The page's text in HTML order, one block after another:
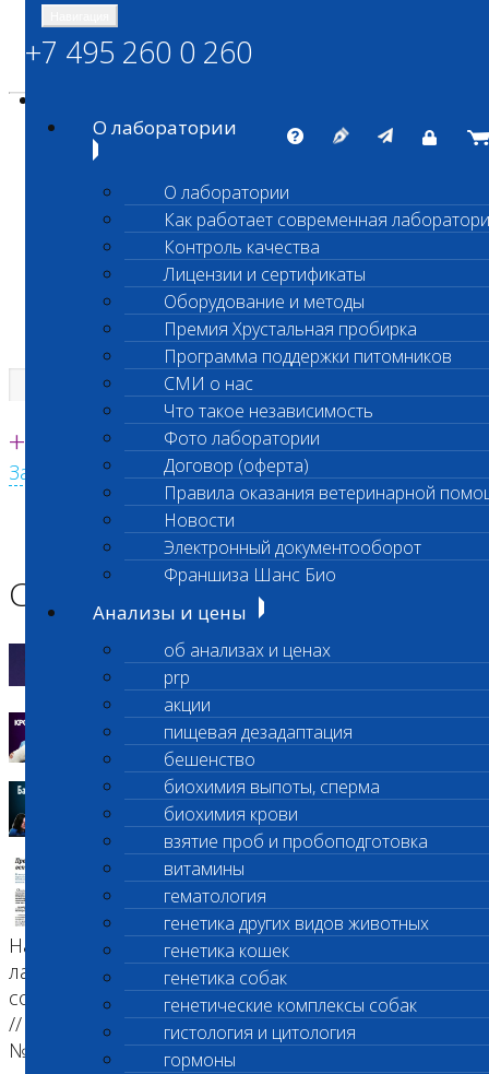
ШАНС БИО
Независимая ветеринарная лаборатория
Единая круглосуточная справочная
+7 495 260 0 260
Заказать звонок с сайта
+7 495 260 0 260
О лаборатории
О лаборатории
Как работает современная
Контроль качества
Лицензии и сертификаты
Оборудование и методы
Премия Хрустальная пробирка
Программа поддержки питомников
СМИ о нас
Что такое независимость
Фото лаборатории
Договор (оферта)
Правила оказания ветеринарной
Новости
Электронный документооборот
Франшиза Шанс Био
Анализы и цены
об анализах и ценах
prp
акции
пищевая дезадаптация
бешенство
биохимия выпоты, сперма
биохимия крови
взятие проб и пробоподготовка
витамины
гематология
генетика других видов животных
генетика кошек
генетика собак
генетические комплексы собак
гистология и цитология
гормоны
Главная страница
О лаборатории
Сми о нас
СМИ о нас
01.04.2024
Современные Айболиты
30.01.2023
Как спасают животных
15.01.2023
Кровь для животных
05.04.2021
Преимущества независимой
ветеринарной лаборатории
На ветеринарном рынке существуют
лаборатории с различными правами
собственности. Что выгодно для потребителя?
// СФЕРА: ТЕХНОЛОГИИ, КОРМА, ВЕТЕРИНАРИЯ.
№1 (11) 2020